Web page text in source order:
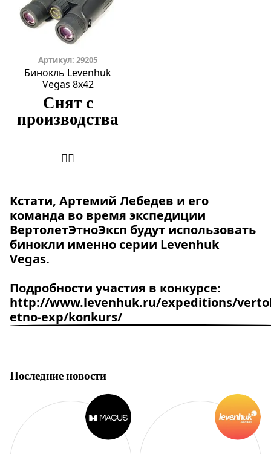
Артикул: 29205
Бинокль Levenhuk
Vegas 8x42
Снят с
производства
Кстати, Артемий Лебедев и его
команда во время экспедиции
ВертолетЭтноЭксп будут использовать
бинокли именно серии Levenhuk
Vegas.
Подробности участия в конкурсе:
http://www.levenhuk.ru/expeditions/
etno-exp/konkurs/
Последние новости